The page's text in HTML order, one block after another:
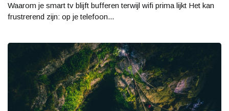
Waarom je smart tv blijft bufferen terwijl wifi prima lijkt Het kan
frustrerend zijn: op je telefoon...